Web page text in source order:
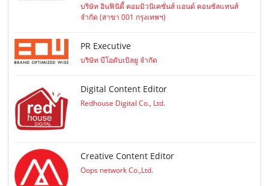
บริษัท อินฟินิตี้ คอมมิวนิเคชั่นส์ แอนด์ คอนซัลแทนส์
จำกัด (สาขา 001 กรุงเทพฯ)
PR Executive
บริษัท บีโอดับเบิลยู จำกัด
Digital Content Editor
Redhouse Digital Co., Ltd.
Creative Content Editor
Oops network Co.,Ltd.